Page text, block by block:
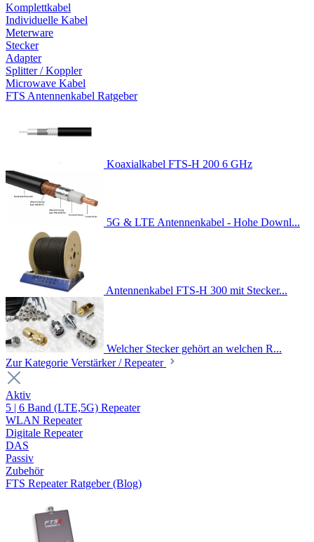
Komplettkabel
Individuelle Kabel
Meterware
Stecker
Adapter
Splitter / Koppler
Microwave Kabel
FTS Antennenkabel Ratgeber
Koaxialkabel FTS-H 200 6 GHz
5G & LTE Antennenkabel - Hohe Downl...
Antennenkabel FTS-H 300 mit Stecker...
Welcher Stecker gehört an welchen R...
Zur Kategorie Verstärker / Repeater
Aktiv
5 | 6 Band (LTE,5G) Repeater
WLAN Repeater
Digitale Repeater
DAS
Passiv
Zubehör
FTS Repeater Ratgeber (Blog)